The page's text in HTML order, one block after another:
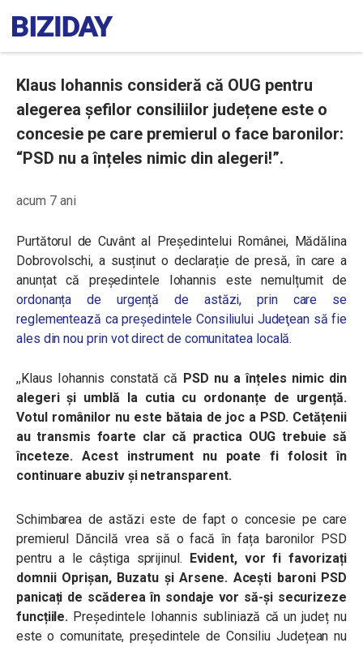
Klaus Iohannis consideră că OUG pentru
alegerea șefilor consiliilor județene este o
concesie pe care premierul o face baronilor:
“PSD nu a înțeles nimic din alegeri!”.
acum 7 ani
Purtătorul de Cuvânt al Președintelui Românei, Mădălina
Dobrovolschi, a susținut o declarație de presă, în care a
anunțat că președintele Iohannis este nemulțumit de
ordonanța de urgență de astăzi, prin care se
reglementează ca preşedintele Consiliului Judeţean să fie
ales din nou prin vot direct de comunitatea locală.
,,Klaus Iohannis constată că PSD nu a înțeles nimic din
alegeri și umblă la cutia cu ordonanțe de urgență.
Votul românilor nu este bătaia de joc a PSD. Cetățenii
au transmis foarte clar că practica OUG trebuie să
înceteze. Acest instrument nu poate fi folosit în
continuare abuziv și netransparent.
Schimbarea de astăzi este de fapt o concesie pe care
premierul Dăncilă vrea să o facă în fața baronilor PSD
pentru a le câștiga sprijinul. Evident, vor fi favorizați
domnii Oprișan, Buzatu și Arsene. Acești baroni PSD
panicați de scăderea în sondaje vor să-și securizeze
funcțiile. Președintele Iohannis subliniază că un județ nu
este o comunitate, președintele de Consiliu Județean nu